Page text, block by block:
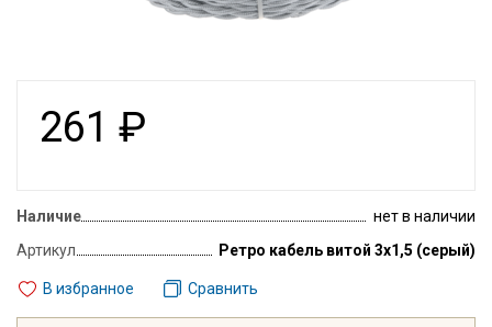
261 ₽
Наличие
нет в наличии
Артикул
Ретро кабель витой 3х1,5 (серый)
В избранное Сравнить